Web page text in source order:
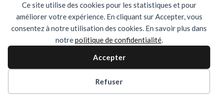
Ce site utilise des cookies pour les statistiques et pour
améliorer votre expérience. En cliquant sur Accepter, vous
consentez à notre utilisation des cookies. En savoir plus dans
notrepolitique de confidentialité.
Accepter
Refuser
🌴✨ FERMETURE ESTIVALE ✨🌴
DU 03 AOUT AU 31 AOUT INCLUS